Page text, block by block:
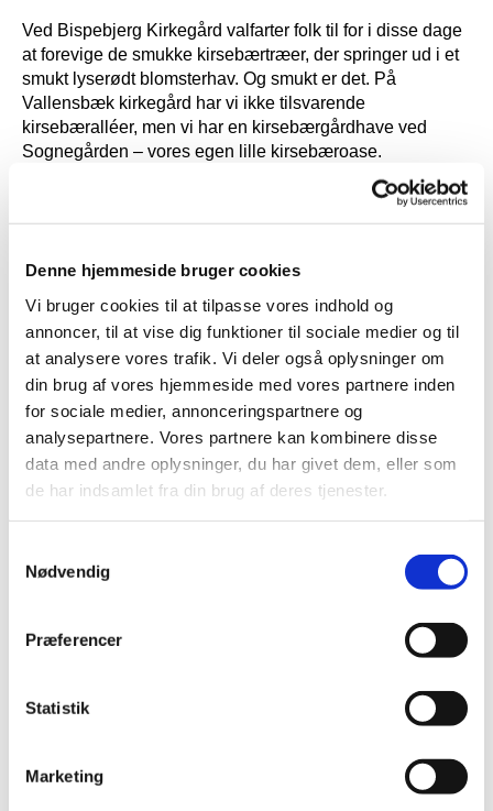
Denne hjemmeside bruger cookies
Vi bruger cookies til at tilpasse vores indhold og
annoncer, til at vise dig funktioner til sociale medier og til
at analysere vores trafik. Vi deler også oplysninger om
din brug af vores hjemmeside med vores partnere inden
for sociale medier, annonceringspartnere og
analysepartnere. Vores partnere kan kombinere disse
data med andre oplysninger, du har givet dem, eller som
de har indsamlet fra din brug af deres tjenester.
Nødvendig
Præferencer
Statistik
Marketing
Ved Bispebjerg Kirkegård valfarter folk til for i disse dage
at forevige de smukke kirsebærtræer, der springer ud i et
smukt lyserødt blomsterhav. Og smukt er det. På
Vallensbæk kirkegård har vi ikke tilsvarende
kirsebæralléer, men vi har en kirsebærgårdhave ved
Sognegården – vores egen lille kirsebæroase.
Kirsebærtræerne florerer smukt i disse dag, i det korte
øjeblik, som deres blomstringstid varer. Læg vejen forbi
